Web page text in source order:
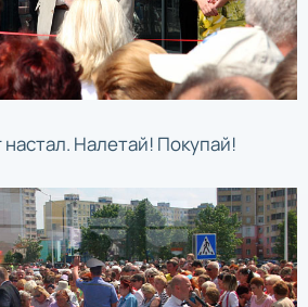
Налетай! Покупай!